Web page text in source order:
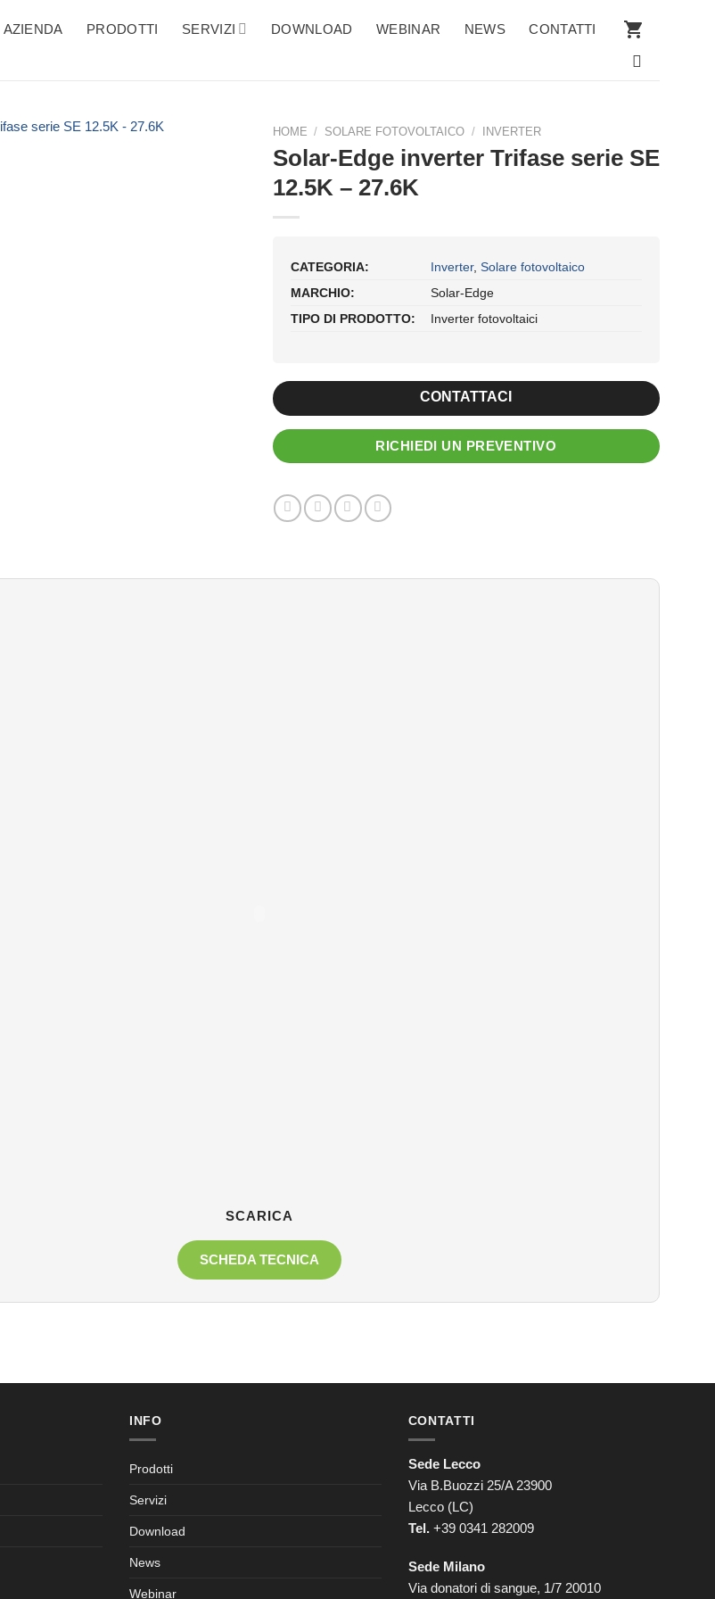
AZIENDA PRODOTTI SERVIZI DOWNLOAD WEBINAR NEWS CONTATTI
HOME / SOLARE FOTOVOLTAICO / INVERTER
Solar-Edge inverter Trifase serie SE
12.5K – 27.6K
CATEGORIA: Inverter, Solare fotovoltaico
MARCHIO:
Solar-Edge
TIPO DI PRODOTTO:
Inverter fotovoltaici
CONTATTACI
RICHIEDI UN PREVENTIVO
SCARICA
SCHEDA TECNICA
INFO
Prodotti
Servizi
Download
News
Webinar
CONTATTI
Sede Lecco
Via B.Buozzi 25/A 23900
Lecco (LC)
Tel. +39 0341 282009
Sede Milano
Via donatori di sangue, 1/7 20010